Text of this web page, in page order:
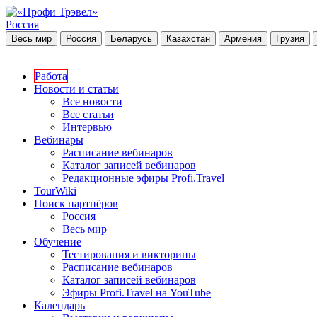
Россия
Весь мир Россия Беларусь Казахстан Армения Грузия
Работа
Новости и статьи
Все новости
Все статьи
Интервью
Вебинары
Расписание вебинаров
Каталог записей вебинаров
Редакционные эфиры Profi.Travel
TourWiki
Поиск партнёров
Россия
Весь мир
Обучение
Тестирования и викторины
Расписание вебинаров
Каталог записей вебинаров
Эфиры Profi.Travel на YouTube
Календарь